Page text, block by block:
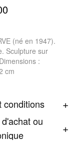
(né en 1947).
Sculpture sur
:
cm
conditions
ou